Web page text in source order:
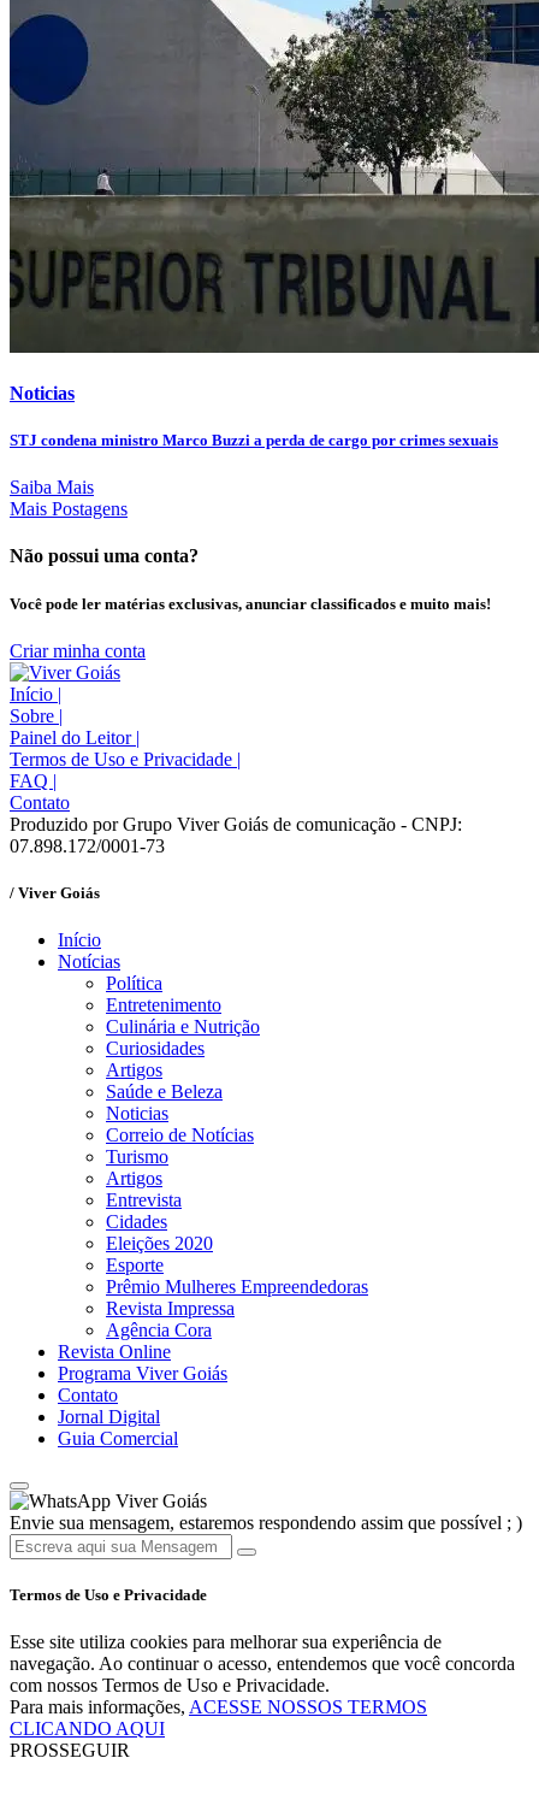
Noticias
STJ condena ministro Marco Buzzi a perda de cargo por crimes sexuais
Saiba Mais
Mais Postagens
Não possui uma conta?
Você pode ler matérias exclusivas, anunciar classificados e muito mais!
Criar minha conta
Início |
Sobre |
Painel do Leitor |
Termos de Uso e Privacidade |
FAQ |
Contato
Produzido por Grupo Viver Goiás de comunicação - CNPJ:
07.898.172/0001-73
/ Viver Goiás
Início
Notícias
Política
Entretenimento
Culinária e Nutrição
Curiosidades
Artigos
Saúde e Beleza
Noticias
Correio de Notícias
Turismo
Artigos
Entrevista
Cidades
Eleições 2020
Esporte
Prêmio Mulheres Empreendedoras
Revista Impressa
Agência Cora
Revista Online
Programa Viver Goiás
Contato
Jornal Digital
Guia Comercial
Viver Goiás
Envie sua mensagem, estaremos respondendo assim que possível ; )
Termos de Uso e Privacidade
Esse site utiliza cookies para melhorar sua experiência de
navegação. Ao continuar o acesso, entendemos que você concorda
com nossos Termos de Uso e Privacidade.
Para mais informações, ACESSE NOSSOS TERMOS
CLICANDO AQUI
PROSSEGUIR